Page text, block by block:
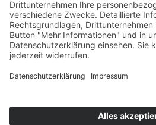
verfügbar.
COOKIE-EINSTELLUNGEN